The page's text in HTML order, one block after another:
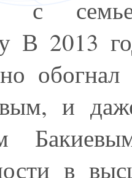
с
В 2013
и
в